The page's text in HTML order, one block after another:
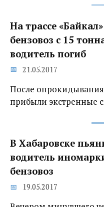
На трассе
бензовоз с 15
водитель погиб
21.05.2017
После опрокидывания
прибыли экстренные
В Хабаровске
водитель
бензовоз
19.05.2017